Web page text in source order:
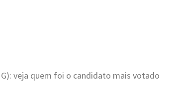
veja quem foi o candidato mais votado